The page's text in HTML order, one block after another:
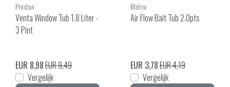
Preston
Venta Window Tub 1.8 Liter -
3 Pint
EUR 8,98EUR 9,49
Vergelijk
Matrix
Air Flow Bait Tub 2.0pts
EUR 3,78EUR 4,19
Vergelijk